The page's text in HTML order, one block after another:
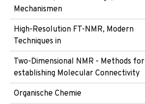
Mechanismen
High-Resolution FT-NMR, Modern
Techniques in
Two-Dimensional NMR - Methods for
establishing Molecular Connectivity
Organische Chemie